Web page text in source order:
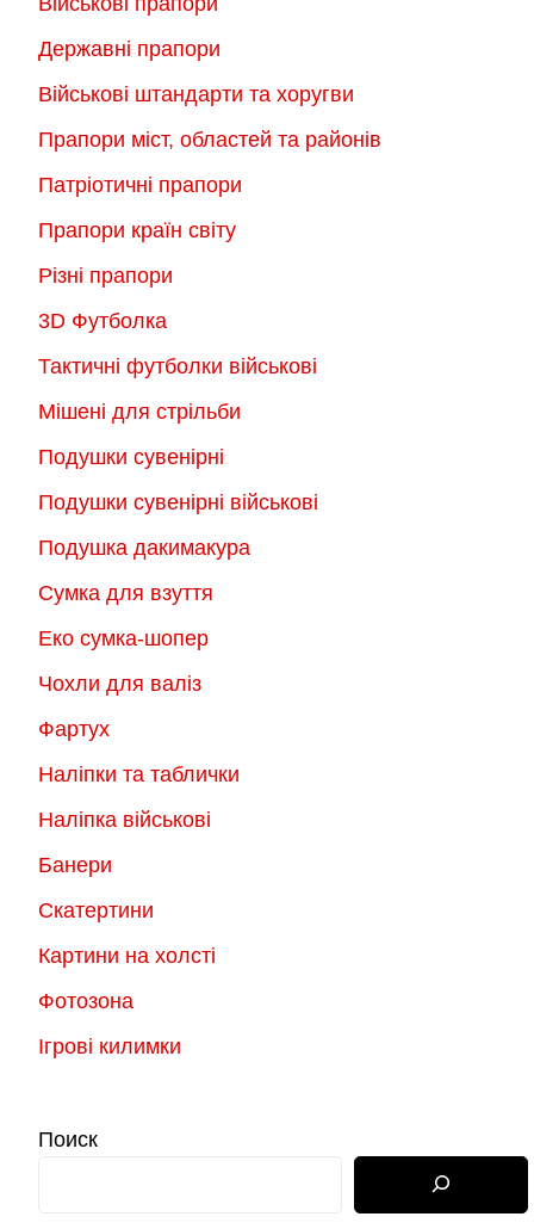
можна
вибрати
на
товару
Державні прапори
Військові штандарти та хоругви
Прапори міст, областей та районів
Патріотичні прапори
Прапори країн світу
Різні прапори
3D Футболка
Тактичні футболки військові
Мішені для стрільби
Подушки сувенірні
Подушки сувенірні військові
Подушка дакимакура
Сумка для взуття
Еко сумка-шопер
Чохли для валіз
Фартух
Наліпки та таблички
Наліпка військові
Банери
Скатертини
Картини на холсті
Фотозона
Ігрові килимки
Поиск